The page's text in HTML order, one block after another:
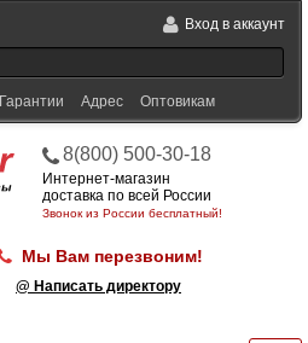
Вход в аккаунт
Гарантии Адрес Оптовикам
8(800) 500-30-18
Интернет-магазин
доставка по всей России
Звонок из России бесплатный!
Мы Вам перезвоним!
@ Написать директору